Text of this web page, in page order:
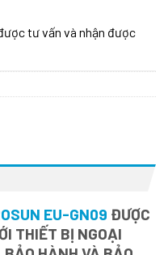
tư vấn và nhận được
EU-GN09 ĐƯỢC
THIẾT BỊ NGOẠI